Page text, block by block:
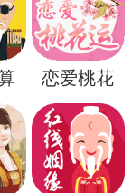
暗示着你在
和矛盾。哺
对立的象
的冲突，需
恋爱桃花